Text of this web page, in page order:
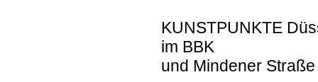
KUNSTPUNKTE
im BBK
und Mindener